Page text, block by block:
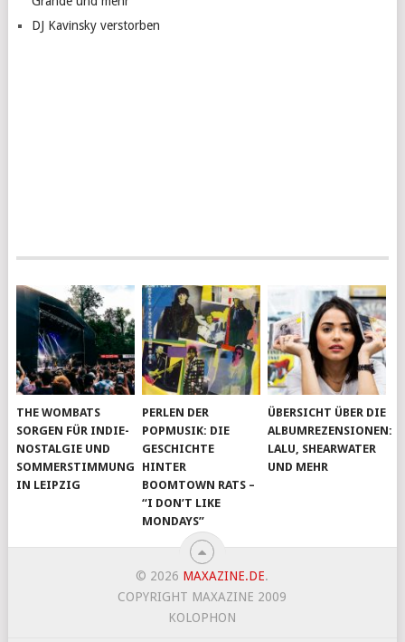
DJ Kavinsky verstorben
THE WOMBATS
SORGEN FÜR INDIE-
NOSTALGIE UND
SOMMERSTIMMUNG
IN LEIPZIG
PERLEN DER
POPMUSIK: DIE
GESCHICHTE
HINTER
BOOMTOWN RATS –
“I DON’T LIKE
MONDAYS”
ÜBERSICHT ÜBER DIE
ALBUMREZENSIONEN:
LALU, SHEARWATER
UND MEHR
© 2026 MAXAZINE.DE.
COPYRIGHT MAXAZINE 2009
KOLOPHON